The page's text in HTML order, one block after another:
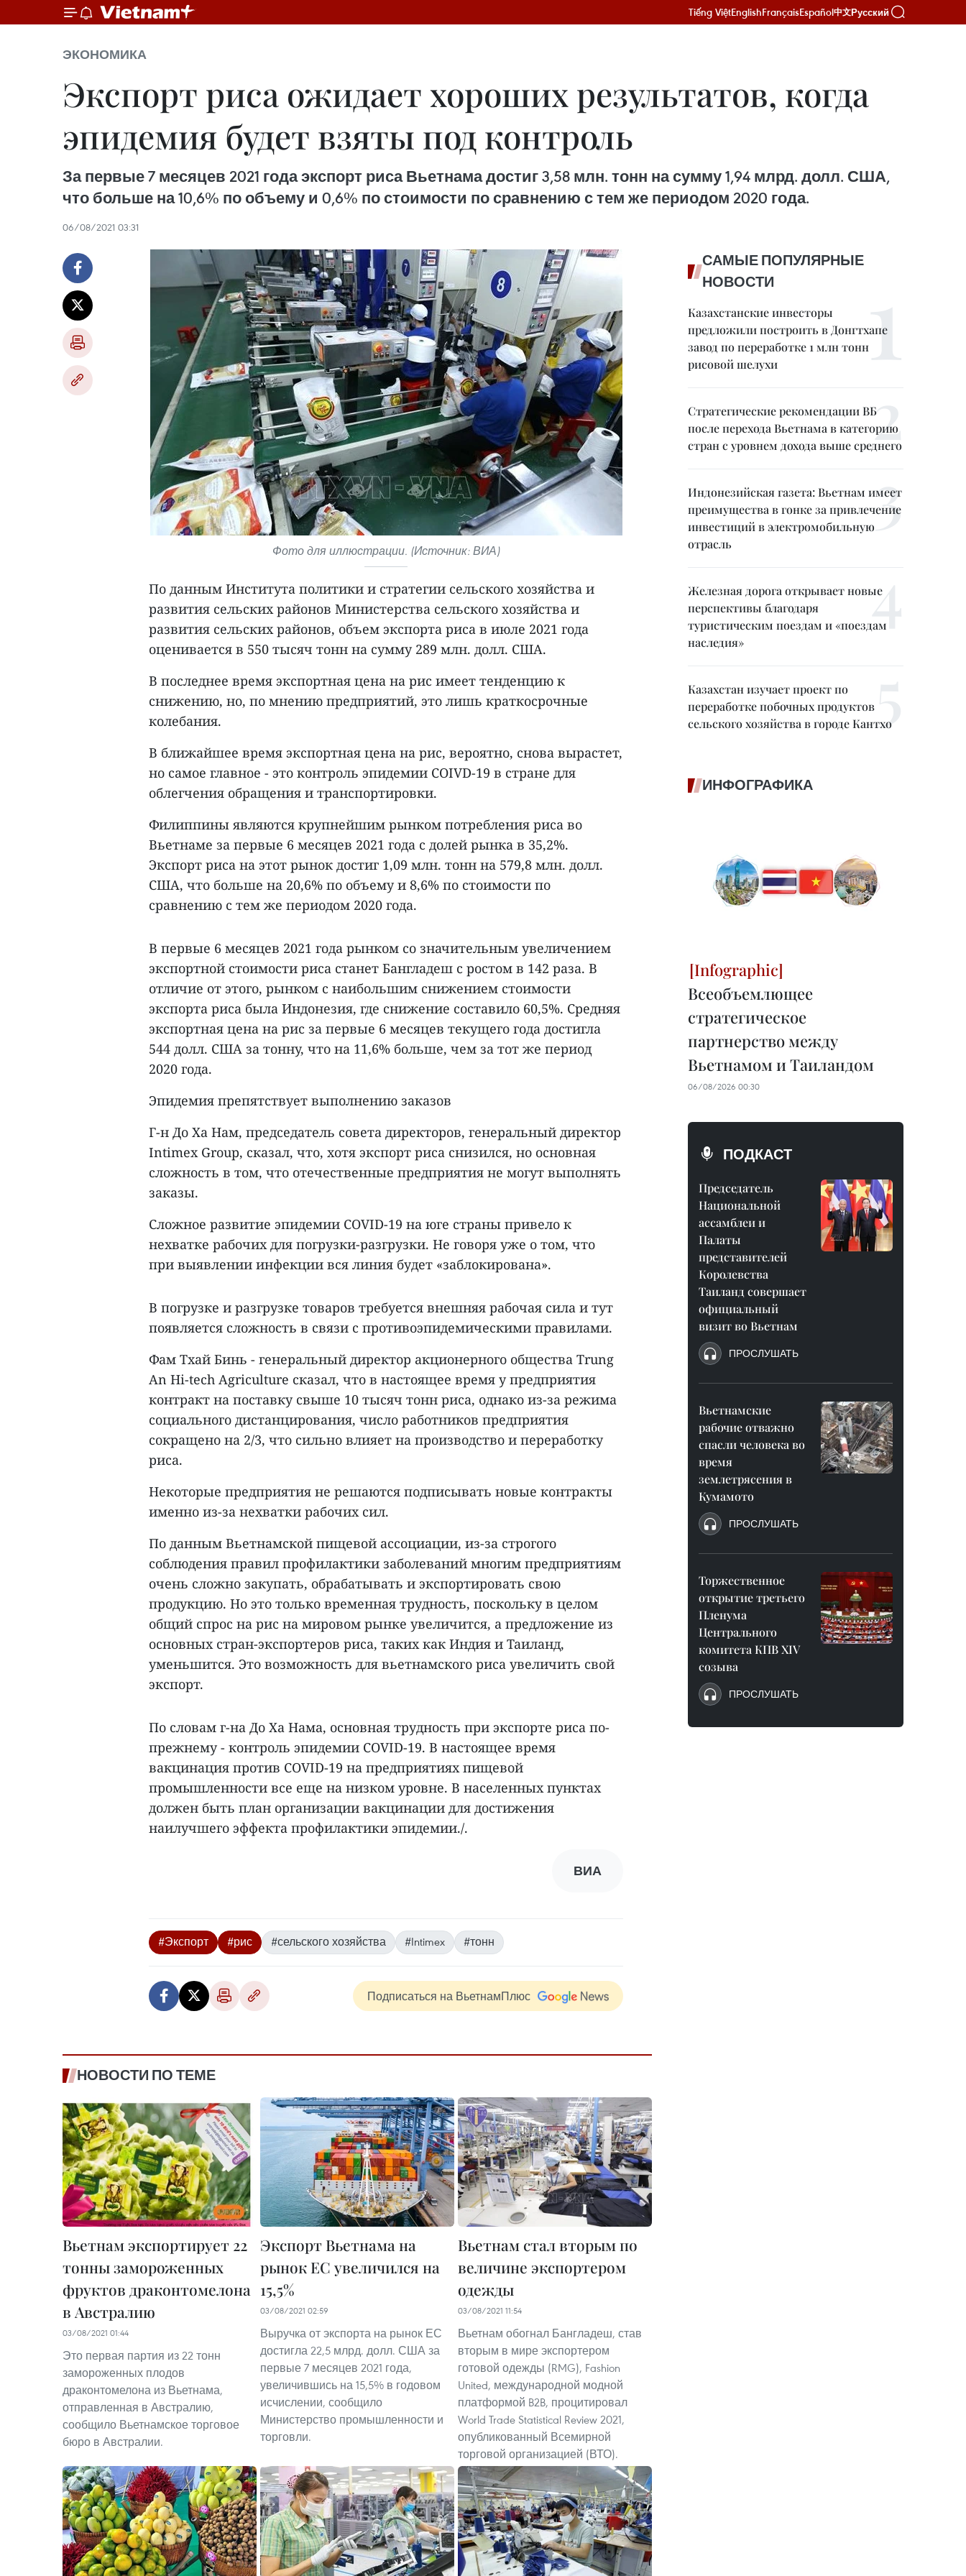
Tiếng ViệtEnglishFrançaisEspañol中文Русский
ЭКОНОМИКА
Экспорт риса ожидает хороших результатов, когда
эпидемия будет взяты под контроль
За первые 7 месяцев 2021 года экспорт риса Вьетнама достиг 3,58 млн. тонн на сумму 1,94 млрд. долл. США,
что больше на 10,6% по объему и 0,6% по стоимости по сравнению с тем же периодом 2020 года.
06/08/2021 03:31
Фото для иллюстрации. (Источник: ВИА)
По данным Института политики и стратегии сельского хозяйства и
развития сельских районов Министерства сельского хозяйства и
развития сельских районов, объем экспорта риса в июле 2021 года
оценивается в 550 тысяч тонн на сумму 289 млн. долл. США.
В последнее время экспортная цена на рис имеет тенденцию к
снижению, но, по мнению предприятий, это лишь краткосрочные
колебания.
В ближайшее время экспортная цена на рис, вероятно, снова вырастет,
но самое главное - это контроль эпидемии COIVD-19 в стране для
облегчения обращения и транспортировки.
Филиппины являются крупнейшим рынком потребления риса во
Вьетнаме за первые 6 месяцев 2021 года с долей рынка в 35,2%.
Экспорт риса на этот рынок достиг 1,09 млн. тонн на 579,8 млн. долл.
США, что больше на 20,6% по объему и 8,6% по стоимости по
сравнению с тем же периодом 2020 года.
В первые 6 месяцев 2021 года рынком со значительным увеличением
экспортной стоимости риса станет Бангладеш с ростом в 142 раза. В
отличие от этого, рынком с наибольшим снижением стоимости
экспорта риса была Индонезия, где снижение составило 60,5%. Средняя
экспортная цена на рис за первые 6 месяцев текущего года достигла
544 долл. США за тонну, что на 11,6% больше, чем за тот же период
2020 года.
Эпидемия препятствует выполнению заказов
Г-н До Ха Нам, председатель совета директоров, генеральный директор
Intimex Group, сказал, что, хотя экспорт риса снизился, но основная
сложность в том, что отечественные предприятия не могут выполнять
заказы.
Сложное развитие эпидемии COVID-19 на юге страны привело к
нехватке рабочих для погрузки-разгрузки. Не говоря уже о том, что
при выявлении инфекции вся линия будет «заблокирована».
В погрузке и разгрузке товаров требуется внешняя рабочая сила и тут
появляется сложность в связи с противоэпидемическими правилами.
Фам Тхай Бинь - генеральный директор акционерного общества Trung
An Hi-tech Agriculture сказал, что в настоящее время у предприятия
контракт на поставку свыше 10 тысяч тонн риса, однако из-за режима
социального дистанцирования, число работников предприятия
сокращено на 2/3, что сильно влияет на производство и переработку
риса.
Некоторые предприятия не решаются подписывать новые контракты
именно из-за нехватки рабочих сил.
По данным Вьетнамской пищевой ассоциации, из-за строгого
соблюдения правил профилактики заболеваний многим предприятиям
очень сложно закупать, обрабатывать и экспортировать свою
продукцию. Но это только временная трудность, поскольку в целом
общий спрос на рис на мировом рынке увеличится, а предложение из
основных стран-экспортеров риса, таких как Индия и Таиланд,
уменьшится. Это возможность для вьетнамского риса увеличить свой
экспорт.
По словам г-на До Ха Нама, основная трудность при экспорте риса по-
прежнему - контроль эпидемии COVID-19. В настоящее время
вакцинация против COVID-19 на предприятиях пищевой
промышленности все еще на низком уровне. В населенных пунктах
должен быть план организации вакцинации для достижения
наилучшего эффекта профилактики эпидемии./.
ВИА
#Экспорт #рис #сельского хозяйства #Intimex #тонн
Подписаться на ВьетнамПлюс
НОВОСТИ ПО ТЕМЕ
Вьетнам экспортирует 22
тонны замороженных
фруктов драконтомелона
в Австралию
03/08/2021 01:44
Это первая партия из 22 тонн
замороженных плодов
драконтомелона из Вьетнама,
отправленная в Австралию,
сообщило Вьетнамское торговое
бюро в Австралии.
Экспорт Вьетнама на
рынок ЕС увеличился на
15,5%
03/08/2021 02:59
Выручка от экспорта на рынок ЕС
достигла 22,5 млрд. долл. США за
первые 7 месяцев 2021 года,
увеличившись на 15,5% в годовом
исчислении, сообщило
Министерство промышленности и
торговли.
Вьетнам стал вторым по
величине экспортером
одежды
03/08/2021 11:54
Вьетнам обогнал Бангладеш, став
вторым в мире экспортером
готовой одежды (RMG), Fashion
United, международной модной
платформой B2B, процитировал
World Trade Statistical Review 2021,
опубликованный Всемирной
торговой организацией (ВТО).
САМЫЕ ПОПУЛЯРНЫЕ
НОВОСТИ
Казахстанские инвесторы
предложили построить в Донгтхапе
завод по переработке 1 млн тонн
рисовой шелухи
Стратегические рекомендации ВБ
после перехода Вьетнама в категорию
стран с уровнем дохода выше среднего
Индонезийская газета: Вьетнам имеет
преимущества в гонке за привлечение
инвестиций в электромобильную
отрасль
Железная дорога открывает новые
перспективы благодаря
туристическим поездам и «поездам
наследия»
Казахстан изучает проект по
переработке побочных продуктов
сельского хозяйства в городе Кантхо
ИНФОГРАФИКА
Всеобъемлющее
стратегическое
партнерство между
Вьетнамом и Таиландом
06/08/2026 00:30
ПОДКАСТ
Председатель
Национальной
ассамблеи и
Палаты
представителей
Королевства
Таиланд совершает
официальный
визит во Вьетнам
ПРОСЛУШАТЬ
Вьетнамские
рабочие отважно
спасли человека во
время
землетрясения в
Кумамото
ПРОСЛУШАТЬ
Торжественное
открытие третьего
Пленума
Центрального
комитета КПВ XIV
созыва
ПРОСЛУШАТЬ